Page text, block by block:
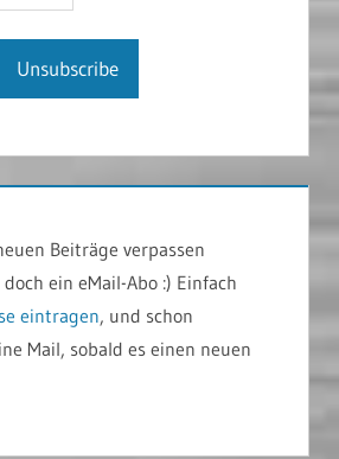
Beiträge verpassen
ein eMail-Abo :) Einfach
eintragen, und schon
Mail, sobald es einen neuen